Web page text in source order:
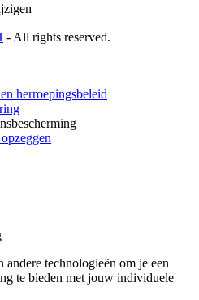
- All rights reserved.
herroepingsbeleid
technologieën om je een
te bieden met jouw individuele